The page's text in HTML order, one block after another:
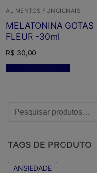
ALIMENTOS FUNCIONAIS
MELATONINA
FLEUR -30ml
R$ 30,00
Procurar:
TAGS DE PRODUTO
ANSIEDADE